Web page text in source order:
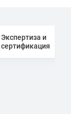
Экспертиза и
сертификация